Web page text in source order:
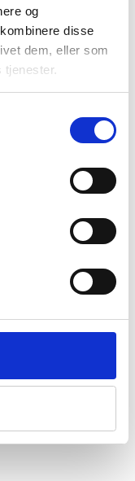
og
disse
dem, eller som
tjenester.
– 8.000 mah –
FM/AM – 20.000
–